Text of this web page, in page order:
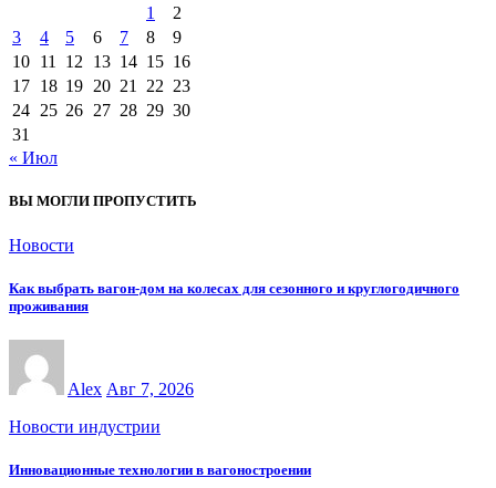
1
2
3
4 5 6 7 8
9
10 11 12 13 14 15 16
17 18 19 20 21 22 23
24 25 26 27 28 29 30
31
« Июл
ВЫ МОГЛИ ПРОПУСТИТЬ
Новости
Как выбрать вагон-дом на колесах для сезонного и круглогодичного
проживания
Alex Авг 7, 2026
Новости индустрии
Инновационные технологии в вагоностроении